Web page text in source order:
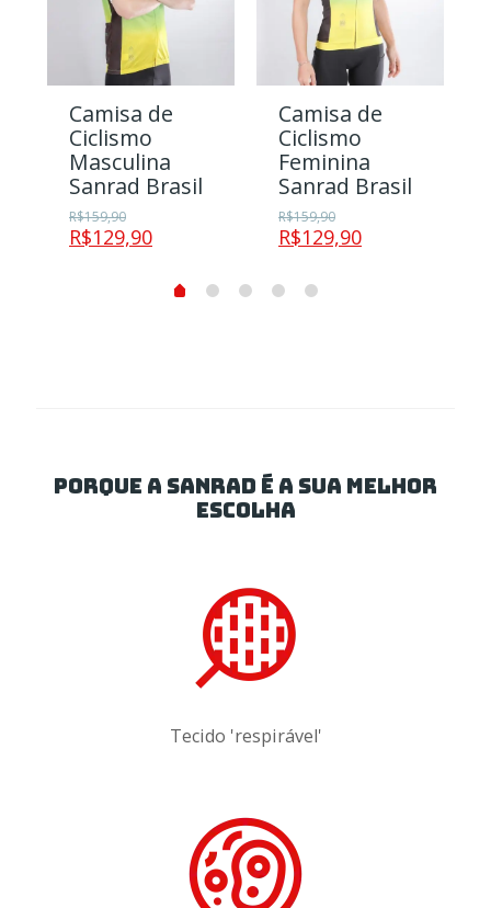
Camisa de
Ciclismo
Masculina
Sanrad Brasil
R$159,90
R$129,90
Camisa de
Ciclismo
Feminina
Sanrad Brasil
R$159,90
R$129,90
PORQUE A SANRAD É A SUA MELHOR
ESCOLHA
Tecido 'respirável'